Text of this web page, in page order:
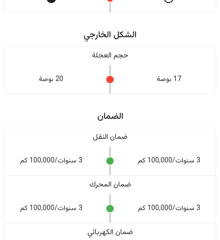
الشكل الخارجي
حجم العجلة
17 بوصة 20 بوصة
الضمان
ضمان النقل
3 سنوات/100,000 كم 3 سنوات/100,000 كم
ضمان المحرك
3 سنوات/100,000 كم 3 سنوات/100,000 كم
ضمان الكهربائي